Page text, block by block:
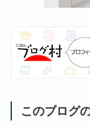
このブログ